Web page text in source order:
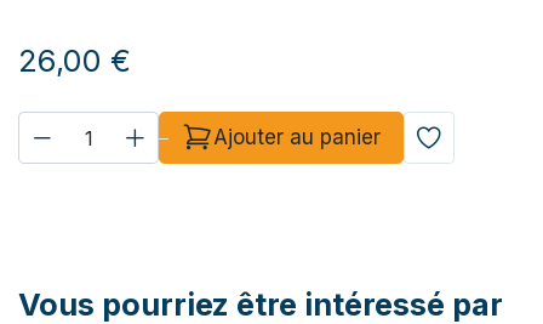
26,00 €
Ajouter au panier
Vous pourriez être intéressé par